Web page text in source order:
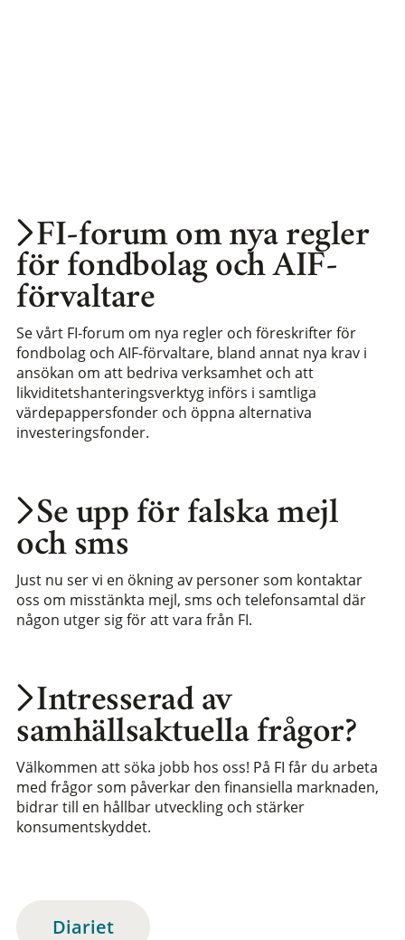
Intresserad av
samhällsaktuella frågor?
Välkommen att söka jobb hos oss! På FI får du arbeta
med frågor som påverkar den finansiella marknaden,
bidrar till en hållbar utveckling och stärker
konsumentskyddet.
Se upp för falska mejl
och sms
Just nu ser vi en ökning av personer som kontaktar
oss om misstänkta mejl, sms och telefonsamtal där
någon utger sig för att vara från FI.
FI-forum om nya regler
för fondbolag och AIF-
förvaltare
Se vårt FI-forum om nya regler och föreskrifter för
fondbolag och AIF-förvaltare, bland annat nya krav i
ansökan om att bedriva verksamhet och att
likviditetshanteringsverktyg införs i samtliga
värdepappersfonder och öppna alternativa
investeringsfonder.
Diariet